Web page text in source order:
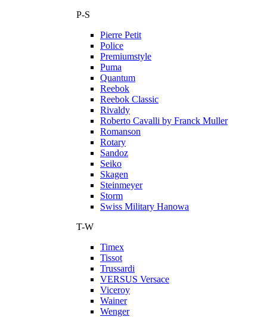
P-S
Pierre Petit
Police
Premiumstyle
Puma
Quantum
Reebok
Reebok Classic
Rivaldy
Roberto Cavalli by Franck Muller
Romanson
Rotary
Sandoz
Seiko
Skagen
Steinmeyer
Storm
Swiss Military Hanowa
T-W
Timex
Tissot
Trussardi
VERSUS Versace
Viceroy
Wainer
Wenger